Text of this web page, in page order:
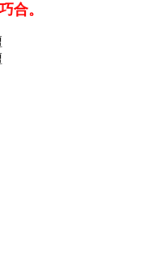
合。